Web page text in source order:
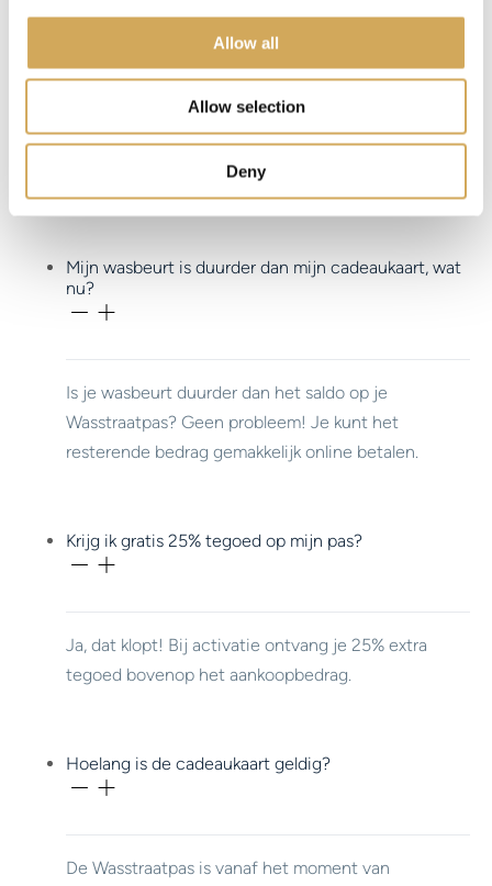
Allow all
Allow selection
Deny
aangesloten locaties? Laat dan je unieke code
zien bij een van de medewerkers en geniet van je
Mijn wasbeurt is duurder dan mijn cadeaukaart, wat
nu?
Is je wasbeurt duurder dan het saldo op je
Wasstraatpas? Geen probleem! Je kunt het
resterende bedrag gemakkelijk online betalen.
Krijg ik gratis 25% tegoed op mijn pas?
Ja, dat klopt! Bij activatie ontvang je 25% extra
tegoed bovenop het aankoopbedrag.
Hoelang is de cadeaukaart geldig?
De Wasstraatpas is vanaf het moment van